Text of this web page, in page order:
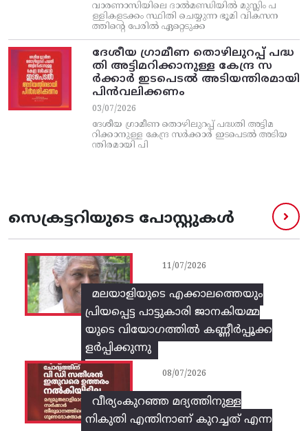
വാരണാസിയിലെ ദാൽമണ്ഡിയിൽ മുസ്ലിം പ
ള്ളികളടക്കം സ്ഥിതി ചെയ്യുന്ന ഭൂമി വികസന
ത്തിന്റെ പേരിൽ ഏറ്റെടുക്ക
ദേശീയ ഗ്രാമീണ തൊഴിലുറപ്പ്‌ പദ്ധ
തി അട്ടിമറിക്കാനുള്ള കേന്ദ്ര സ
ര്‍ക്കാര്‍ ഇടപെടല്‍ അടിയന്തിരമായി
പിന്‍വലിക്കണം
03/07/2026
ദേശീയ ഗ്രാമീണ തൊഴിലുറപ്പ്‌ പദ്ധതി അട്ടിമ
റിക്കാനുള്ള കേന്ദ്ര സര്‍ക്കാര്‍ ഇടപെടല്‍ അടിയ
ന്തിരമായി പി
സെക്രട്ടറിയുടെ പോസ്റ്റുകൾ
മലയാളിയുടെ എക്കാലത്തെയും
പ്രിയപ്പെട്ട പാട്ടുകാരി ജാനകിയമ്മ
യുടെ വിയോഗത്തിൽ കണ്ണീർപ്പൂക്ക
ളർപ്പിക്കുന്നു
11/07/2026
വീര്യംകുറഞ്ഞ മദ്യത്തിനുള്ള
നികുതി എന്തിനാണ് കുറച്ചത് എന്ന
08/07/2026